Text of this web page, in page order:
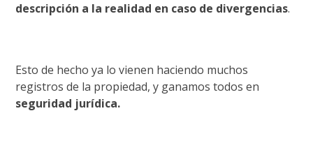
descripción a la realidad en caso de divergencias.
Esto de hecho ya lo vienen haciendo muchos
registros de la propiedad, y ganamos todos en
seguridad jurídica.